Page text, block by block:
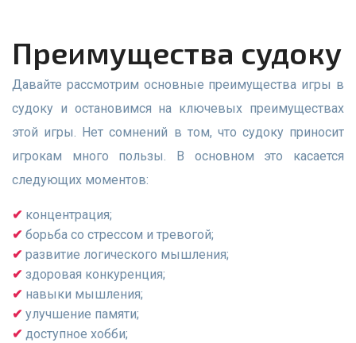
Преимущества судоку
Давайте рассмотрим основные преимущества игры в
судоку и остановимся на ключевых преимуществах
этой игры. Нет сомнений в том, что судоку приносит
игрокам много пользы. В основном это касается
следующих моментов:
концентрация;
борьба со стрессом и тревогой;
развитие логического мышления;
здоровая конкуренция;
навыки мышления;
улучшение памяти;
доступное хобби;